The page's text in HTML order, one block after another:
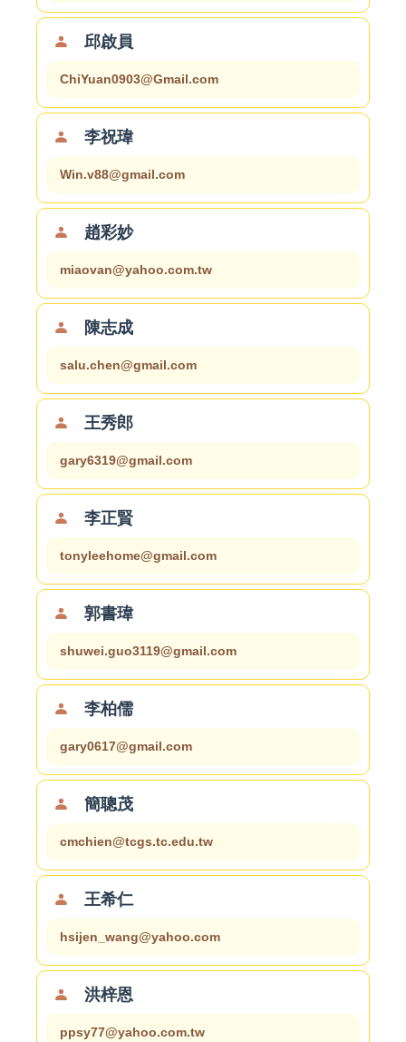
邱啟員
ChiYuan0903@Gmail.com
李祝瑋
Win.v88@gmail.com
趙彩妙
miaovan@yahoo.com.tw
陳志成
salu.chen@gmail.com
王秀郎
gary6319@gmail.com
李正賢
tonyleehome@gmail.com
郭書瑋
shuwei.guo3119@gmail.com
李柏儒
gary0617@gmail.com
簡聰茂
cmchien@tcgs.tc.edu.tw
王希仁
hsijen_wang@yahoo.com
洪梓恩
ppsy77@yahoo.com.tw